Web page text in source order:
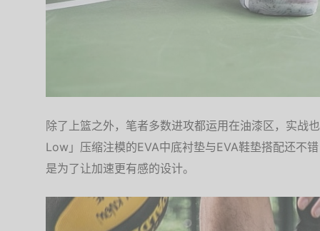
除了上篮之外，笔者多数进攻都运用在油漆区，实战
Low」压缩注模的EVA中底衬垫与EVA鞋垫搭配还不
是为了让加速更有感的设计。